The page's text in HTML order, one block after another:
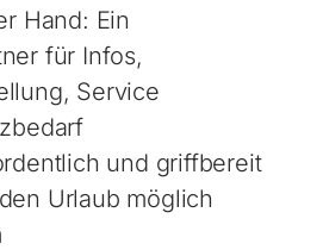
Hand: Ein
für Infos,
Service
und griffbereit
Urlaub möglich